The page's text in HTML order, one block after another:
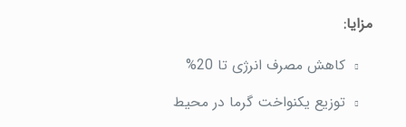
مزایا:
کاهش مصرف انرژی تا 20%
توزیع یکنواخت گرما در محیط